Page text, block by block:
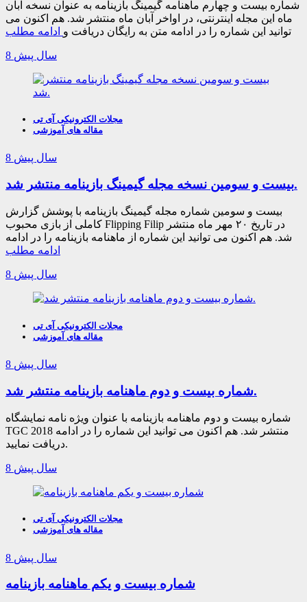
شماره بیست و چهارم ماهنامه گیمینگ بازینامه به عنوان نسخه آبان
ماه این مجله اینترنتی، در اواخر آبان ماه منتشر شد. هم اکنون می
توانید این شماره را در ادامه متن به رایگان دریافت و ادامه مطلب
8 سال پیش
مجلات الکترونیکی آی تی
مقاله های آموزشی
8 سال پیش
بیست و سومین نسخه مجله گیمینگ بازینامه منتشر شد.
بیست و سومین شماره مجله گیمینگ بازینامه با پوشش گزارش
کاملی از بازی محبوب Flipping Filip در تاریخ ۲۰ مهر ماه منتشر
شد. هم اکنون می توانید این شماره از ماهنامه بازینامه را در ادامه
ادامه مطلب
8 سال پیش
مجلات الکترونیکی آی تی
مقاله های آموزشی
8 سال پیش
شماره بیست و دوم ماهنامه بازینامه منتشر شد.
شماره بیست و دوم ماهنامه بازینامه با عنوان ویژه نامه نمایشگاه
TGC 2018 منتشر شد. هم اکنون می توانید این شماره را در ادامه
دریافت نمایید.
8 سال پیش
مجلات الکترونیکی آی تی
مقاله های آموزشی
8 سال پیش
شماره بیست و یکم ماهنامه بازینامه